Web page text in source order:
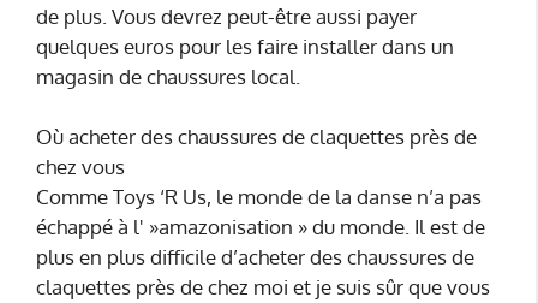
de plus. Vous devrez peut-être aussi payer
quelques euros pour les faire installer dans un
magasin de chaussures local.
Où acheter des chaussures de claquettes près de
chez vous
Comme Toys ‘R Us, le monde de la danse n’a pas
échappé à l' »amazonisation » du monde. Il est de
plus en plus difficile d’acheter des chaussures de
claquettes près de chez moi et je suis sûr que vous